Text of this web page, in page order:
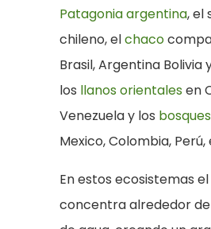
Patagonia argentina, el
chileno, elchaco
Brasil, Argentina Bolivia
los llanos orientales en
Venezuela y los
Mexico, Colombia,
En estos ecosistemas
concentra alrededor